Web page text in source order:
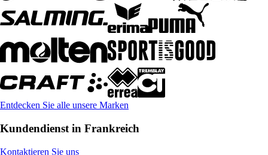
Entdecken Sie alle unsere Marken
Kundendienst in Frankreich
Kontaktieren Sie uns